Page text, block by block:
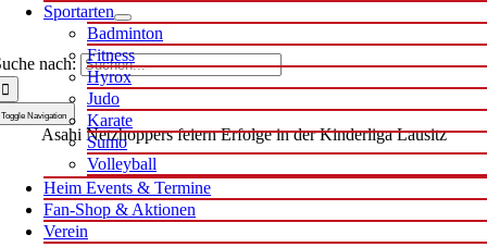
nach:
Toggle Navigation
Sportarten
Badminton
Fitness
Hyrox
Judo
Karate
Sumo
Volleyball
Heim Events & Termine
Fan-Shop & Aktionen
Verein
Asahi Netzhoppers feiern Erfolge in der Kinderliga Lausitz